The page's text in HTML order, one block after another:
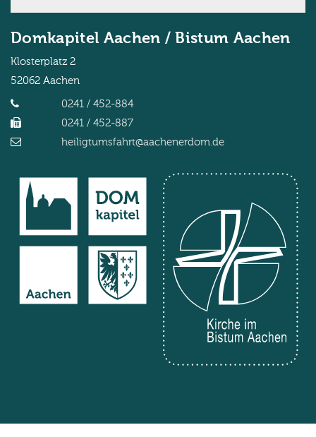
Domkapitel Aachen / Bistum Aachen
Klosterplatz 2
52062 Aachen
0241 / 452-884
0241 / 452-887
heiligtumsfahrt@aachenerdom.de